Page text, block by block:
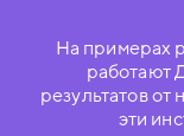
На примерах
работают
результатов от
эти